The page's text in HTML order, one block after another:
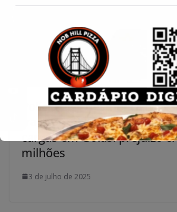
Polícia Civil desmonta
fraudes em seguros com
cargas em Goiás: prejuízo
milhões
3 de julho de 2025